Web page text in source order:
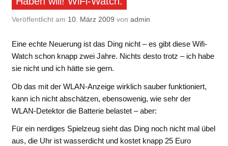
Veröffentlicht am 10. März 2009 von admin
Eine echte Neuerung ist das Ding nicht – es gibt diese Wifi-
Watch schon knapp zwei Jahre. Nichts desto trotz – ich habe
sie nicht und ich hätte sie gern.
Ob das mit der WLAN-Anzeige wirklich sauber funktioniert,
kann ich nicht abschätzen, ebensowenig, wie sehr der
WLAN-Detektor die Batterie belastet – aber:
Für ein nerdiges Spielzeug sieht das Ding noch nicht mal übel
aus, die Uhr ist wasserdicht und kostet knapp 25 Euro